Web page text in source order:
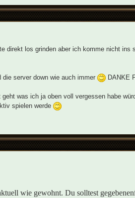
direkt los grinden aber ich komme nicht ins
server down wie auch immer DANKE
was ich ja oben voll vergessen habe
spielen werde
wie gewohnt. Du solltest